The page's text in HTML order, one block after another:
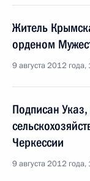
Житель
орденом
9 августа 2012
Подписан
Черкессии
9 августа 2012